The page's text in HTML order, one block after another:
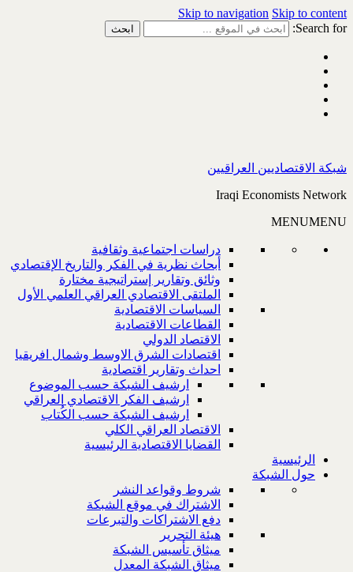
Skip to navigation Skip to content
Search for:
شبكة الاقتصاديين العراقيين
Iraqi Economists Network
MENUMENU
دراسات اجتماعية وثقافية
أبحاث نظرية في الفكر والتاريخ الإقتصادي
وثائق وتقارير إستراتيجية مختارة
الملتقى الاقتصادي العراقي العلمي الأول
السياسات الاقتصادية
القطاعات الاقتصادية
الاقتصاد الدولي
اقتصادات الشرق الاوسط وشمال افريقيا
احداث وتقارير اقتصادية
ارشيف الشبكة حسب الموضوع
ارشيف الفكر الاقتصادي العراقي
ارشيف الشبكة حسب الكُتاب
الاقتصاد العراقي الكلي
القضايا الاقتصادية الرئيسية
الرئيسية
حول الشبكة
شروط وقواعد النشر
الاشتراك في موقع الشبكة
دفع الاشتراكات والتبرعات
هيئة التحرير
ميثاق تأسيس الشبكة
ميثاق الشبكة المعدل